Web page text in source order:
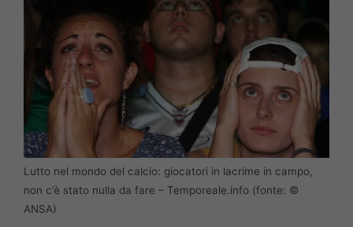
Lutto nel mondo del calcio: giocatori in lacrime in campo,
non c’è stato nulla da fare – Temporeale.info (fonte: ©
ANSA)